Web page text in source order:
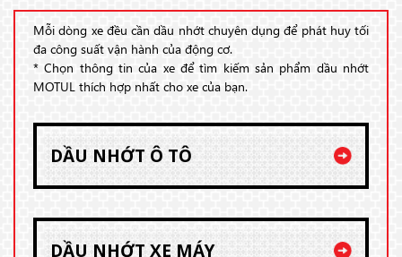
Mỗi dòng xe đều cần dầu nhớt chuyên dụng để phát huy tối
đa công suất vận hành của động cơ.
* Chọn thông tin của xe để tìm kiếm sản phẩm dầu nhớt
MOTUL thích hợp nhất cho xe của bạn.
DẦU NHỚT Ô TÔ
DẦU NHỚT XE MÁY